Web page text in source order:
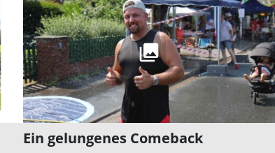
Ein gelungenes Comeback